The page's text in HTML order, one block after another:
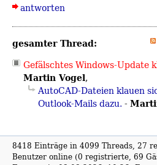
antworten
gesamter Thread:
Gefälschtes Windows-Update
Martin Vogel,
AutoCAD-Dateien klauen
Outlook-Mails dazu. -
8418 Einträge in 4099 Threads, 27
Benutzer online (0 registrierte, 69